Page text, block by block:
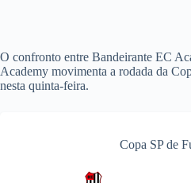
O confronto entre Bandeirante EC
Academy movimenta a rodada da
nesta quinta-feira.
Copa SP de